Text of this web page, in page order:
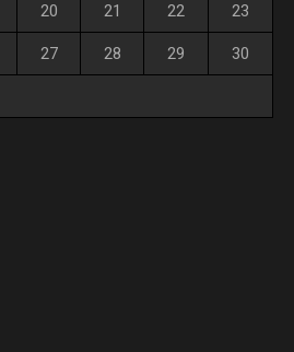
20 21 22 23
27 28 29 30